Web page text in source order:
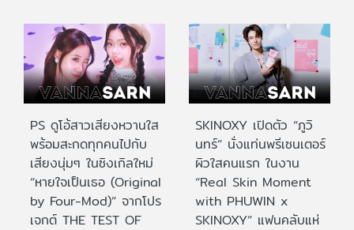
PS ดูโอ้สาวเสียงหวานใส
พร้อมสะกดทุกคนไปกับ
เสียงนุ่มๆ ในซิงเกิลใหม่
“หายใจเป็นเธอ (Original
by Four-Mod)” จากโปร
เจกต์ THE TEST OF
SKINOXY เปิดตัว “ภูวิ
นทร์” นั่งแท่นพรีเซนเตอร์
ผิวใสคนแรก ในงาน
“Real Skin Moment
with PHUWIN x
SKINOXY” แฟนคลับแห่